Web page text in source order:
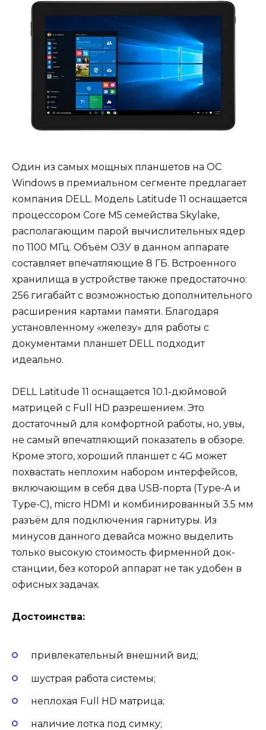
Один из самых мощных планшетов на ОС
Windows в премиальном сегменте предлагает
компания DELL. Модель Latitude 11 оснащается
процессором Core M5 семейства Skylake,
располагающим парой вычислительных ядер
по 1100 МГц. Объём ОЗУ в данном аппарате
составляет впечатляющие 8 ГБ. Встроенного
хранилища в устройстве также предостаточно:
256 гигабайт с возможностью дополнительного
расширения картами памяти. Благодаря
установленному «железу» для работы с
документами планшет DELL подходит
идеально.
DELL Latitude 11 оснащается 10.1-дюймовой
матрицей с Full HD разрешением. Это
достаточный для комфортной работы, но, увы,
не самый впечатляющий показатель в обзоре.
Кроме этого, хороший планшет с 4G может
похвастать неплохим набором интерфейсов,
включающим в себя два USB-порта (Type-A и
Type-C), micro HDMI и комбинированный 3.5 мм
разъём для подключения гарнитуры. Из
минусов данного девайса можно выделить
только высокую стоимость фирменной док-
станции, без которой аппарат не так удобен в
офисных задачах.
Достоинства:
привлекательный внешний вид;
шустрая работа системы;
неплохая Full HD матрица;
наличие лотка под симку;